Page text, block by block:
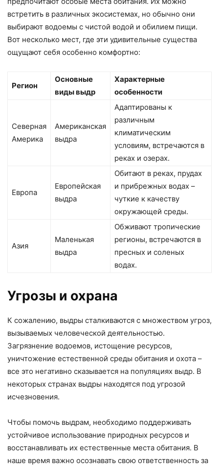
встретить в различных экосистемах, но обычно они
выбирают водоемы с чистой водой и обилием пищи.
Вот несколько мест, где эти удивительные существа
ощущают себя особенно комфортно:
Регион
Основные
виды выдр
Характерные
особенности
Северная
Америка
Американская
выдра
Адаптированы к
различным
климатическим
условиям, встречаются в
реках и озерах.
Европа
Европейская
выдра
Обитают в реках, прудах
и прибрежных водах –
чуткие к качеству
окружающей среды.
Азия
Маленькая
выдра
Обживают тропические
регионы, встречаются в
пресных и соленых
водах.
Угрозы и охрана
К сожалению, выдры сталкиваются с множеством угроз,
вызываемых человеческой деятельностью.
Загрязнение водоемов, истощение ресурсов,
уничтожение естественной среды обитания и охота –
все это негативно сказывается на популяциях выдр. В
некоторых странах выдры находятся под угрозой
исчезновения.
Чтобы помочь выдрам, необходимо поддерживать
устойчивое использование природных ресурсов и
восстанавливать их естественные места обитания. В
наше время важно осознавать свою ответственность за